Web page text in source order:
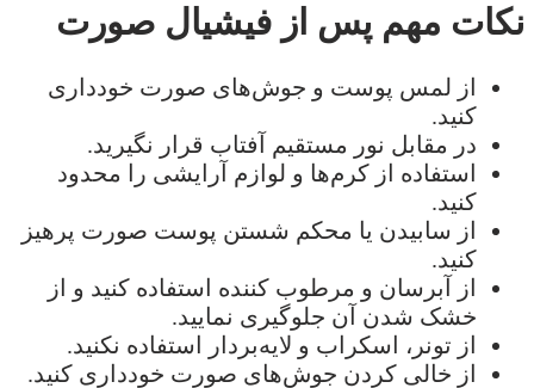
نکات مهم پس از فیشیال صورت
از لمس پوست و جوش‌های صورت خودداری
کنید.
در مقابل نور مستقیم آفتاب قرار نگیرید.
استفاده از کرم‌ها و لوازم آرایشی را محدود
کنید.
از سابیدن یا محکم شستن پوست صورت پرهیز
کنید.
از آبرسان و مرطوب کننده استفاده کنید و از
خشک شدن آن جلوگیری نمایید.
از تونر، اسکراب و لایه‌بردار استفاده نکنید.
از خالی کردن جوش‌های صورت خودداری کنید.